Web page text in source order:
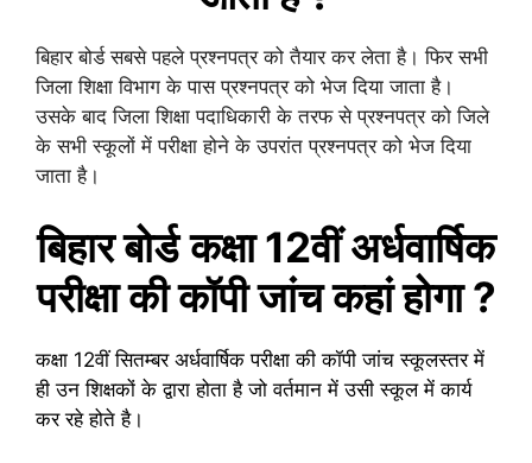
बिहार बोर्ड सबसे पहले प्रश्नपत्र को तैयार कर लेता है। फिर सभी
जिला शिक्षा विभाग के पास प्रश्नपत्र को भेज दिया जाता है।
उसके बाद जिला शिक्षा पदाधिकारी के तरफ से प्रश्नपत्र को जिले
के सभी स्कूलों में परीक्षा होने के उपरांत प्रश्नपत्र को भेज दिया
जाता है।
बिहार बोर्ड कक्षा 12वींअर्धवार्षिक
परीक्षा की कॉपी जांच कहां होगा ?
कक्षा 12वींसितम्बर अर्धवार्षिक परीक्षा की कॉपी जांच स्कूलस्तर में
ही उन शिक्षकों के द्वारा होता है जो वर्तमान में उसी स्कूल में कार्य
कर रहे होते है।